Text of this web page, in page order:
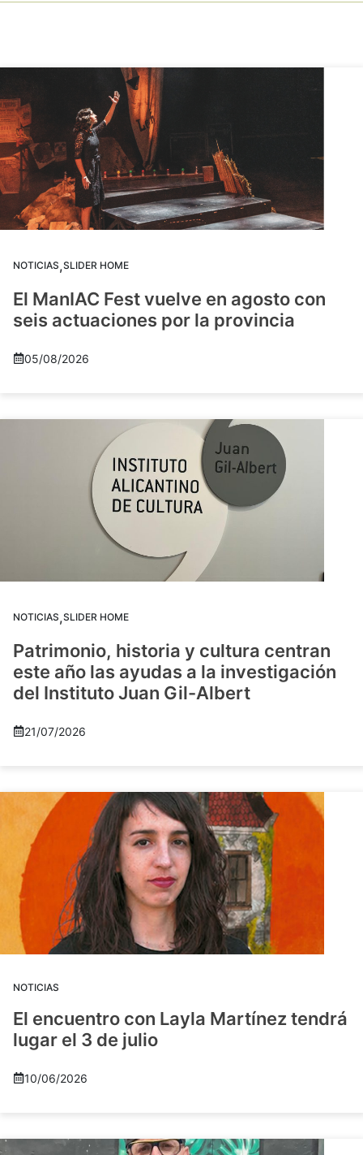
NOTICIAS,SLIDER HOME
El ManIAC Fest vuelve en agosto con
seis actuaciones por la provincia
05/08/2026
NOTICIAS,SLIDER HOME
Patrimonio, historia y cultura centran
este año las ayudas a la investigación
del Instituto Juan Gil-Albert
21/07/2026
NOTICIAS
El encuentro con Layla Martínez tendrá
lugar el 3 de julio
10/06/2026